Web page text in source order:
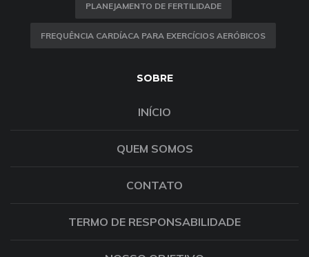
PLANEJAMENTO DE FERTILIDADE
FREQUÊNCIA CARDÍACA PARA EXERCÍCIOS AERÓBICOS
SOBRE
INÍCIO
QUEM SOMOS
CONTATO
TERMO DE RESPONSABILIDADE